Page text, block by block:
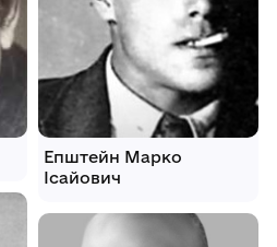
Епштейн Марко
Ісайович